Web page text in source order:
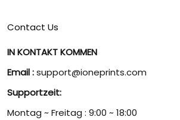
Contact Us
IN KONTAKT KOMMEN
Email :support@ioneprints.com
Supportzeit:
Montag ~ Freitag : 9:00 ~ 18:00